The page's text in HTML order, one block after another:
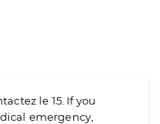
le 15. If you
emergency,